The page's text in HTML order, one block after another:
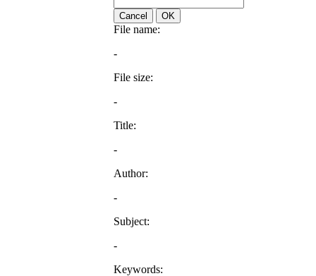
Cancel OK
File name:
-
File size:
-
Title:
-
Author:
-
Subject:
-
Keywords: